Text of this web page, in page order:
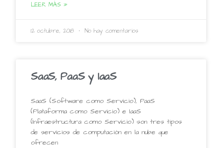
LEER MÁS »
12 octubre, 2018 No hay comentarios
SaaS, PaaS y IaaS
SaaS (Software como Servicio), PaaS
(Plataforma como Servicio) e IaaS
(Infraestructura como Servicio) son tres tipos
de servicios de computación en la nube que
ofrecen